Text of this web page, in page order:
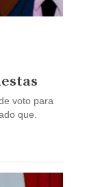
voto para
que.